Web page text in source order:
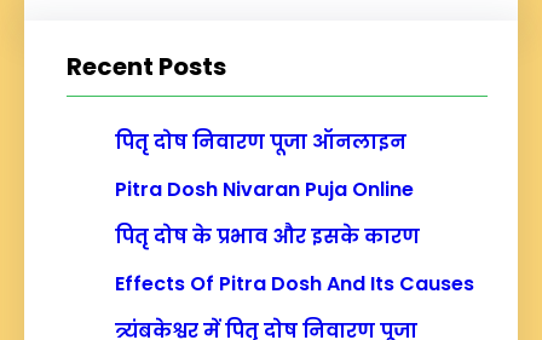
cRecent Posts
पितृ दोष निवारण पूजा ऑनलाइन
Pitra Dosh Nivaran Puja Online
पितृ दोष के प्रभाव और इसके कारण
Effects Of Pitra Dosh And Its Causes
त्र्यंबकेश्वर में पितृ दोष निवारण पूजा